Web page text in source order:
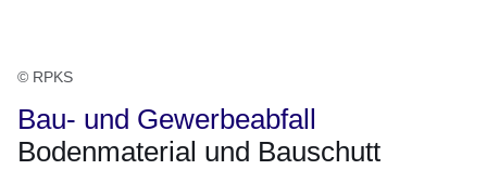
© RPKS
Bau- und Gewerbeabfall
Bodenmaterial und Bauschutt